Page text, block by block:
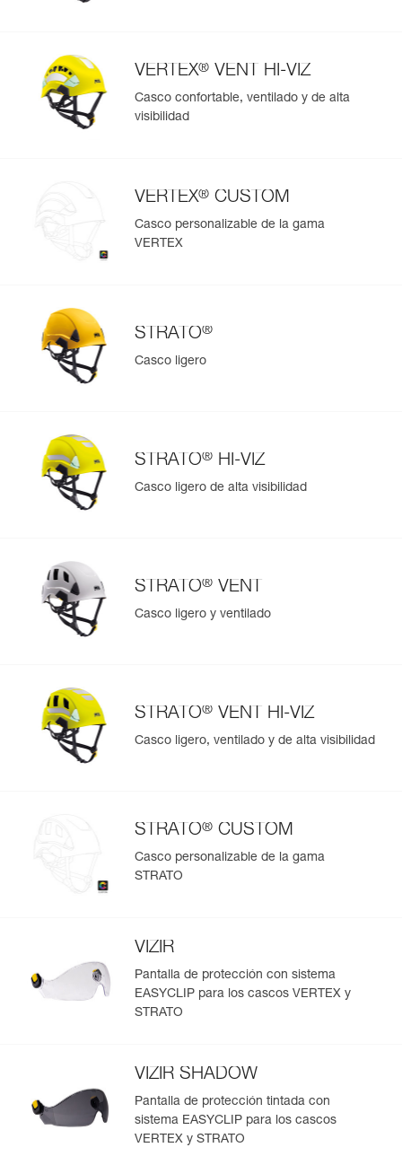
VERTEX® VENT HI-VIZ
Casco confortable, ventilado y de alta
visibilidad
VERTEX® CUSTOM
Casco personalizable de la gama
VERTEX
STRATO®
Casco ligero
STRATO® HI-VIZ
Casco ligero de alta visibilidad
STRATO® VENT
Casco ligero y ventilado
STRATO® VENT HI-VIZ
Casco ligero, ventilado y de alta visibilidad
STRATO® CUSTOM
Casco personalizable de la gama
STRATO
VIZIR
Pantalla de protección con sistema
EASYCLIP para los cascos VERTEX y
STRATO
VIZIR SHADOW
Pantalla de protección tintada con
sistema EASYCLIP para los cascos
VERTEX y STRATO